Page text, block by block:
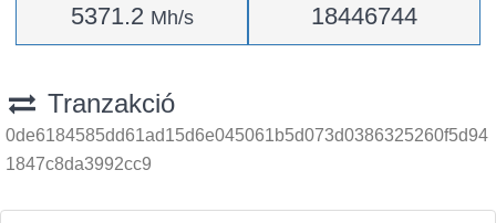
5371.2 Mh/s 18446744
Tranzakció
0de6184585dd61ad15d6e045061b5d073d0386325260f5d94
1847c8da3992cc9